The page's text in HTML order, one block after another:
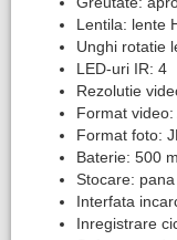
Lentila: lente
Unghi rotatie
LED-uri IR: 4
Rezolutie
Format video:
Format foto:
Baterie: 500
Stocare:
Interfata
Inregistrare